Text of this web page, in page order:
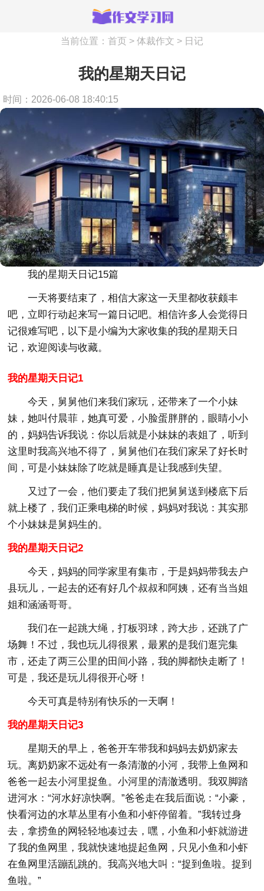
当前位置： 首页 > 体裁作文 > 日记
我的星期天日记
时间：2026-06-08 18:40:15
我的星期天日记15篇
一天将要结束了，相信大家这一天里都收获颇丰
吧，立即行动起来写一篇日记吧。相信许多人会觉得日
记很难写吧，以下是小编为大家收集的我的星期天日
记，欢迎阅读与收藏。
我的星期天日记1
今天，舅舅他们来我们家玩，还带来了一个小妹
妹，她叫付晨菲，她真可爱，小脸蛋胖胖的，眼睛小小
的，妈妈告诉我说：你以后就是小妹妹的表姐了，听到
这里时我高兴地不得了，舅舅他们在我们家呆了好长时
间，可是小妹妹除了吃就是睡真是让我感到失望。
又过了一会，他们要走了我们把舅舅送到楼底下后
就上楼了，我们正乘电梯的时候，妈妈对我说：其实那
个小妹妹是舅妈生的。
我的星期天日记2
今天，妈妈的同学家里有集市，于是妈妈带我去户
县玩儿，一起去的还有好几个叔叔和阿姨，还有当当姐
姐和涵涵哥哥。
我们在一起跳大绳，打板羽球，跨大步，还跳了广
场舞！不过，我也玩儿得很累，最累的是我们逛完集
市，还走了两三公里的田间小路，我的脚都快走断了！
可是，我还是玩儿得很开心呀！
今天可真是特别有快乐的一天啊！
我的星期天日记3
星期天的早上，爸爸开车带我和妈妈去奶奶家去
玩。离奶奶家不远处有一条清澈的小河，我带上鱼网和
爸爸一起去小河里捉鱼。小河里的清澈透明。我双脚踏
进河水：“河水好凉快啊。”爸爸走在我后面说：“小豪，
快看河边的水草丛里有小鱼和小虾停留着。”我转过身
去，拿捞鱼的网轻轻地凑过去，嘿，小鱼和小虾就游进
了我的鱼网里，我就快速地提起鱼网，只见小鱼和小虾
在鱼网里活蹦乱跳的。我高兴地大叫：“捉到鱼啦。捉到
鱼啦。”